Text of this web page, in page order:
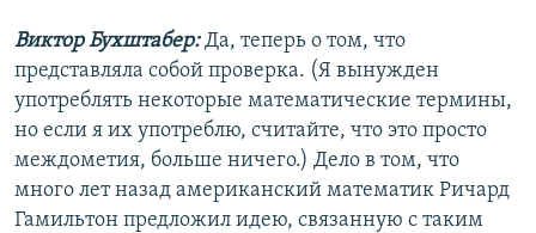
Виктор Бухштабер:Да, теперь о том, что
представляла собой проверка. (Я вынужден
употреблять некоторые математические термины,
но если я их употреблю, считайте, что это просто
междометия, больше ничего.) Дело в том, что
много лет назад американский математик Ричард
Гамильтон предложил идею, связанную с таким